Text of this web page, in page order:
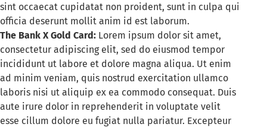
sint occaecat cupidatat non proident, sunt in culpa qui
officia deserunt mollit anim id est laborum.
The Bank X Gold Card: Lorem ipsum dolor sit amet,
consectetur adipiscing elit, sed do eiusmod tempor
incididunt ut labore et dolore magna aliqua. Ut enim
ad minim veniam, quis nostrud exercitation ullamco
laboris nisi ut aliquip ex ea commodo consequat. Duis
aute irure dolor in reprehenderit in voluptate velit
esse cillum dolore eu fugiat nulla pariatur. Excepteur